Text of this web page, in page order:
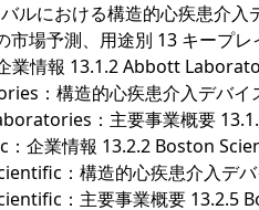
ルにおける構造的心疾患介
市場予測、用途別 13 キープ
業情報 13.1.2 Abbott
：構造的心疾患介入デバイ
：主要事業概要
企業情報 13.2.2 Boston
：構造的心疾患介入デ
：主要事業概要 13.2.5